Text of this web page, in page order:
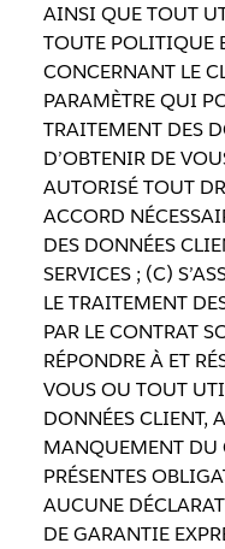
AINSI QUE TOUT
TOUTE POLITIQUE
CONCERNANT LE
PARAMÈTRE QUI
TRAITEMENT DES
D’OBTENIR DE
AUTORISÉ TOUT
ACCORD
DES DONNÉES
SERVICES ; (C)
LE TRAITEMENT
PAR LE CONTRAT
RÉPONDRE À ET
VOUS OU TOUT
DONNÉES CLIENT,
MANQUEMENT DU
PRÉSENTES
AUCUNE
DE GARANTIE